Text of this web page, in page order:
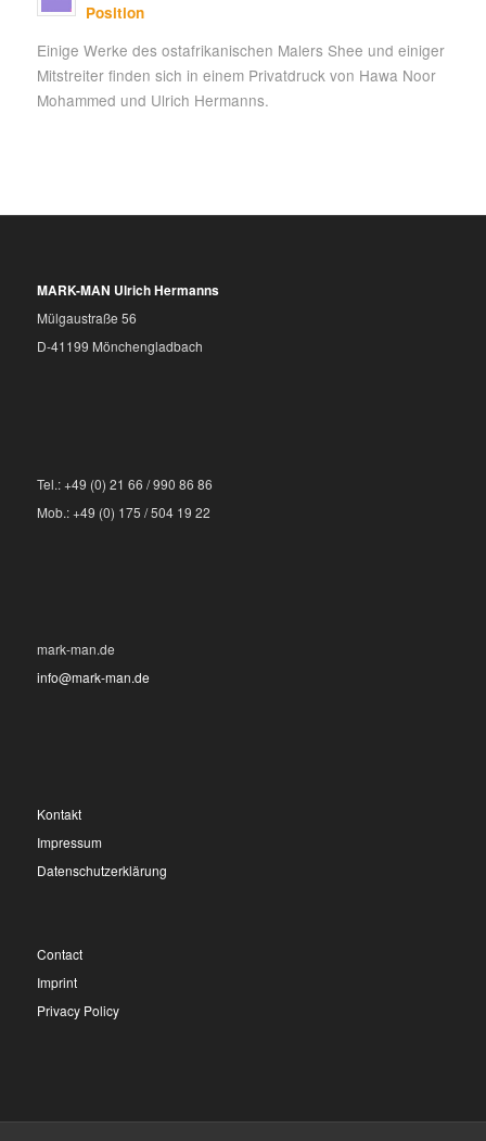
Position
Einige Werke des ostafrikanischen Malers Shee und einiger
Mitstreiter finden sich in einem Privatdruck von Hawa Noor
Mohammed und Ulrich Hermanns.
MARK-MAN Ulrich Hermanns
Mülgaustraße 56
D-41199 Mönchengladbach
Tel.: +49 (0) 21 66 / 990 86 86
Mob.: +49 (0) 175 / 504 19 22
mark-man.de
info@mark-man.de
Kontakt
Impressum
Datenschutzerklärung
Contact
Imprint
Privacy Policy